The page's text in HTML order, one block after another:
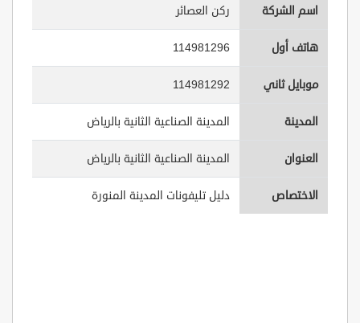
اسم الشركة ركن العصائر
هاتف أول 114981296
موبايل ثاني 114981292
المدينة المدينة الصناعية الثانية بالرياض
العنوان المدينة الصناعية الثانية بالرياض
الاختصاص دليل تليفونات المدينة المنورة